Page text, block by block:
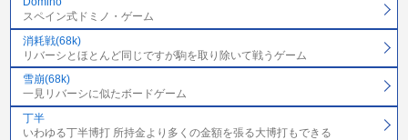
スペイン式ドミノ・ゲーム
消耗戦(68k)
リバーシとほとんど同じですが駒を取り除いて戦うゲーム
雪崩(68k)
一見リバーシに似たボードゲーム
丁半
いわゆる丁半博打 所持金より多くの金額を張る大博打もできる